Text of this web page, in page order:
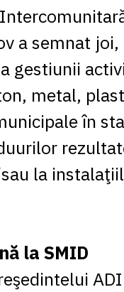
a semnat
gestiunii
metal,
în
la
la SMID
ADI